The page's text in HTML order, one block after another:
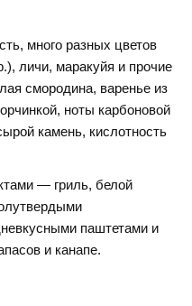
много разных цветов
личи, маракуйя и прочие
смородина, варенье из
ноты карбоновой
камень, кислотность
— гриль, белой
паштетами и
и канапе.